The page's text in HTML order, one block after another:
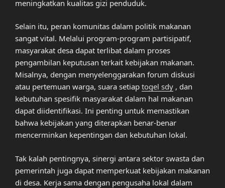
meningkatkan kualitas gizi penduduk.
Selain itu, peran komunitas dalam politik makanan
sangat vital. Melalui program-program partisipatif,
masyarakat desa dapat terlibat dalam proses
pengambilan keputusan terkait kebijakan makanan.
Misalnya, dengan menyelenggarakan forum diskusi
atau pertemuan warga, suara setiap togel sdy , dan
kebutuhan spesifik masyarakat dalam hal makanan
dapat diidentifikasi. Ini penting untuk memastikan
bahwa kebijakan yang diterapkan benar-benar
mencerminkan kepentingan dan kebutuhan lokal.
Tak kalah pentingnya, sinergi antara sektor swasta dan
pemerintah juga dapat memperkuat kebijakan makanan
di desa. Kerja sama dengan pengusaha lokal dalam